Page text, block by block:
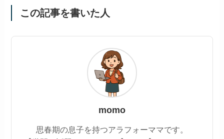
この記事を書いた人
momo
思春期の息子を持つアラフォーママです。